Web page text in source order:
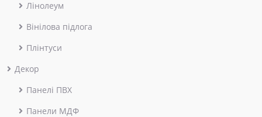
Лінолеум
Вінілова підлога
Плінтуси
Декор
Панелі ПВХ
Панели МДФ